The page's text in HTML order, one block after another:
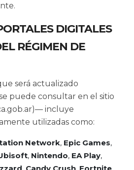
DIGITALES
RÉGIMEN DE
será actualizado
puede consultar en el sitio
)— incluye
utilizadas como:
Network, Epic Games,
, Nintendo, EA Play,
Candy Crush Fortnite